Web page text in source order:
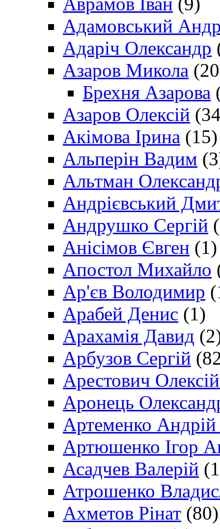
Адамовський
Адаріч Олександр
Азаров Микола
Брехня Азарова
Азаров Олексій
Акімова Ірина (15)
Альперін Вадим
Альтман
Андрієвський
Андрушко Сергій
Анісімов Євген (1)
Апостол Михайло
Ар'єв Володимир
Арабей Денис (1)
Арахамія Давид
Арбузов Сергій
Арестович
Аронець
Артеменко Андрій
Артюшенко Ігор
Асадчев Валерій
Атрошенко
Ахметов Рінат (80)